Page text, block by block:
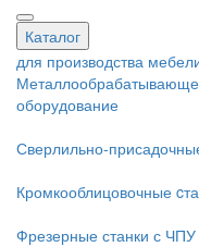
Каталог
для производства
оборудование
Сверлильно-
Кромкооблицовочные
Фрезерные станки с ЧПУ